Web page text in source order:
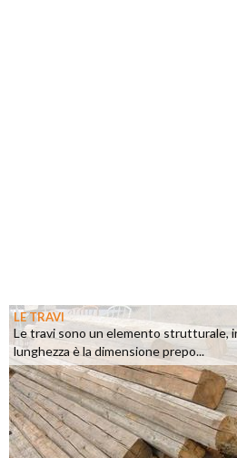
LE TRAVI
Le travi sono un elemento strutturale,
lunghezza è la dimensione prepo...